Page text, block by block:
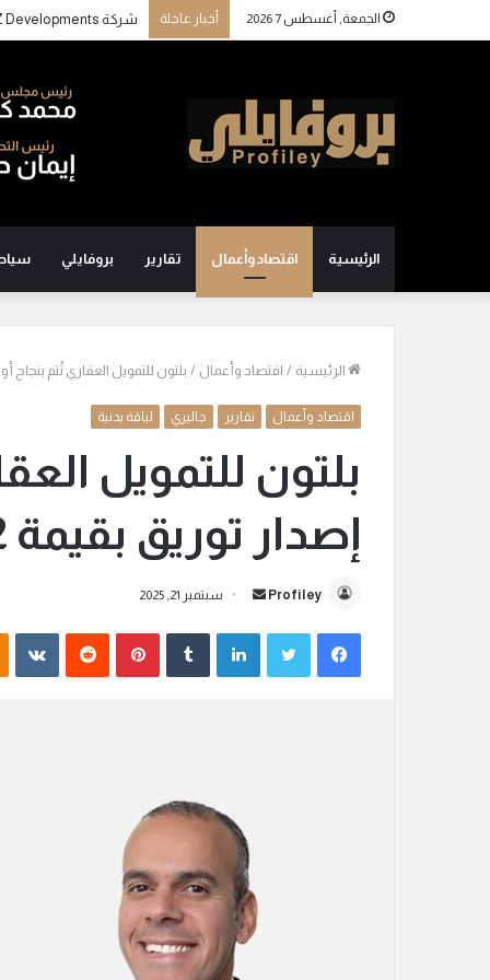
الجمعة, أغسطس 7 2026 أخبار عاجلة
الرئيسية اقتصاد وأعمال تقارير بروفايلي
الرئيسية / اقتصاد وأعمال / بلتون للتمويل العقاري تُتم بنجاح أول إصدار
اقتصاد وأعمال تقارير جاليري لياقة بدنية
بلتون للتمويل
إصدار توريق بقيمة 1.32 مليار جنيه مصري
Profiley
أرسل
إلكترونيا
سبتمبر 21, 2025
فيسبوكتويتر لينكدإن بينتيريست